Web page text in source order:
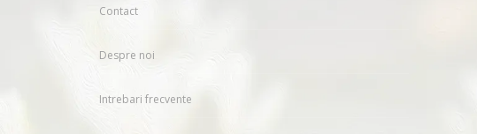
Contact
Despre noi
Intrebari frecvente